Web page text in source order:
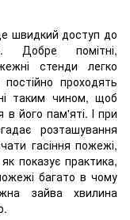
швидкий доступ до
Добре помітні,
стенди легко
проходять
таким чином, щоб
в його пам'яті. І при
розташування
гасіння пожежі,
показує практика,
багато в чому
зайва хвилина